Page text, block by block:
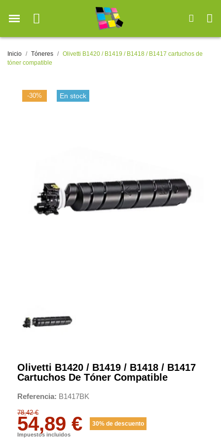
Inicio Tóneres
Olivetti B1420 / B1419 / B1418 / B1417 cartuchos de
tóner compatible
-30% En stock
Olivetti B1420 / B1419 / B1418 / B1417
Cartuchos De Tóner Compatible
Referencia B1417BK
78,42 €
54,89 € 30% de descuento
Impuestos incluidos